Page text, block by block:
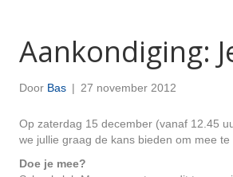
Aankondiging:
Door Bas | 27 november 2012
Op zaterdag 15 december (vanaf 12.45
we jullie graag de kans bieden om mee
Doe je mee?